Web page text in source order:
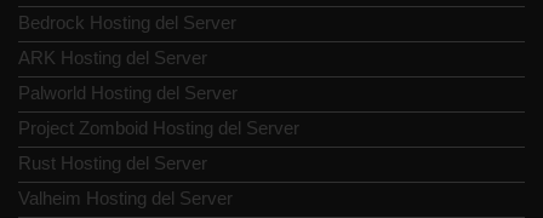
Bedrock Hosting del Server
ARK Hosting del Server
Palworld Hosting del Server
Project Zomboid Hosting del Server
Rust Hosting del Server
Valheim Hosting del Server